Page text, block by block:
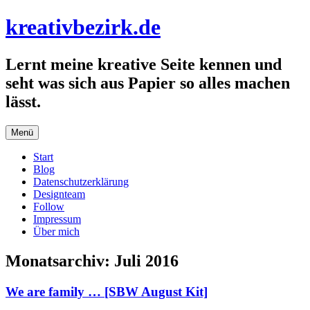
Zum
Inhalt
kreativbezirk.de
Lernt meine kreative Seite kennen und
seht was sich aus Papier so alles machen
lässt.
Menü
Start
Blog
Datenschutzerklärung
Designteam
Follow
Impressum
Über mich
Monatsarchiv: Juli 2016
We are family … [SBW August Kit]